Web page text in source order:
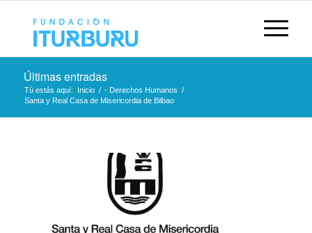
Últimas entradas
Tú estás aquí: Inicio / - Derechos Humanos /
Santa y Real Casa de Misericordia de Bilbao